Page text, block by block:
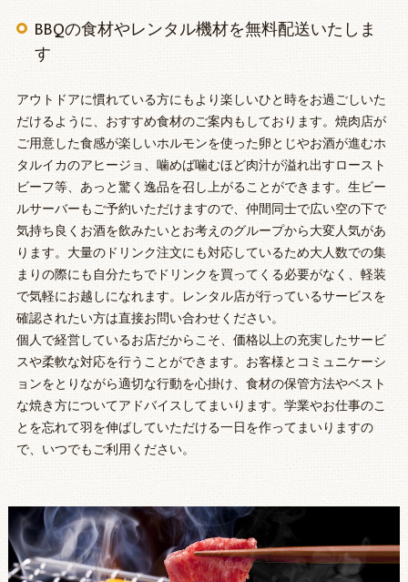
BBQの食材やレンタル機材を無料配送いたしま
す
アウトドアに慣れている方にもより楽しいひと時をお過ごしいた
だけるように、おすすめ食材のご案内もしております。焼肉店が
ご用意した食感が楽しいホルモンを使った卵とじやお酒が進むホ
タルイカのアヒージョ、噛めば噛むほど肉汁が溢れ出すロースト
ビーフ等、あっと驚く逸品を召し上がることができます。生ビー
ルサーバーもご予約いただけますので、仲間同士で広い空の下で
気持ち良くお酒を飲みたいとお考えのグループから大変人気があ
ります。大量のドリンク注文にも対応しているため大人数での集
まりの際にも自分たちでドリンクを買ってくる必要がなく、軽装
で気軽にお越しになれます。レンタル店が行っているサービスを
確認されたい方は直接お問い合わせください。
個人で経営しているお店だからこそ、価格以上の充実したサービ
スや柔軟な対応を行うことができます。お客様とコミュニケーシ
ョンをとりながら適切な行動を心掛け、食材の保管方法やベスト
な焼き方についてアドバイスしてまいります。学業やお仕事のこ
とを忘れて羽を伸ばしていただける一日を作ってまいりますの
で、いつでもご利用ください。